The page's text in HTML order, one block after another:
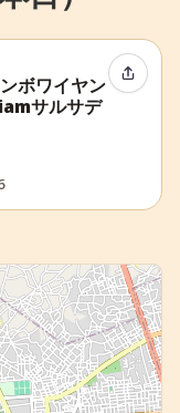
ボワイヤン
サルサデ
イベン